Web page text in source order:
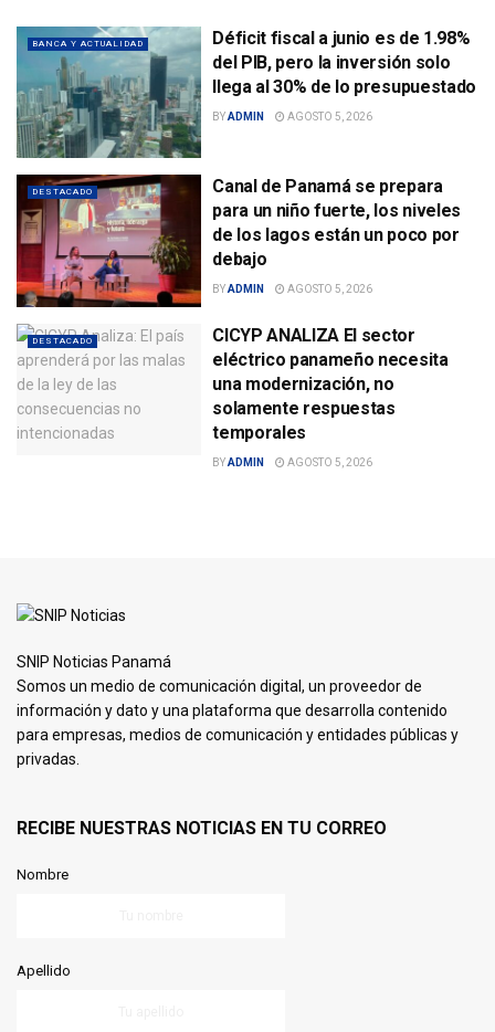
BANCA Y ACTUALIDAD
Déficit fiscal a junio es de 1.98%
del PIB, pero la inversión solo
llega al 30% de lo presupuestado
BYADMIN AGOSTO 5, 2026
DESTACADO
Canal de Panamá se prepara
para un niño fuerte, los niveles
de los lagos están un poco por
debajo
BYADMIN AGOSTO 5, 2026
DESTACADO
CICYP ANALIZA El sector
eléctrico panameño necesita
una modernización, no
solamente respuestas
temporales
BYADMIN AGOSTO 5, 2026
SNIP Noticias Panamá
Somos un medio de comunicación digital, un proveedor de
información y dato y una plataforma que desarrolla contenido
para empresas, medios de comunicación y entidades públicas y
privadas.
RECIBE NUESTRAS NOTICIAS EN TU CORREO
Nombre
Apellido